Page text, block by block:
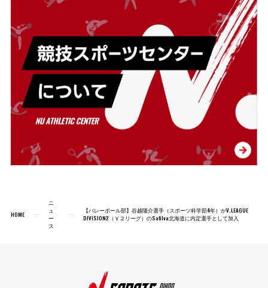
HOME
ニ
ュ
ー
ス
【バレーボール部】谷越陽介選手（スポーツ科学部4年）がV.LEAGUE
DIVISION2（Ｖ２リーグ）のSafilva北海道に内定選手として加入